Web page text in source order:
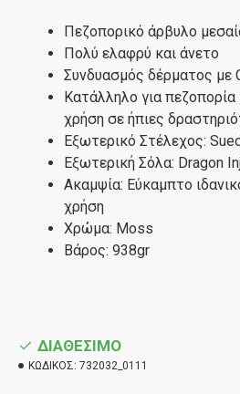
Πεζοπορικό άρβυλο
Πολύ ελαφρύ και άνετο
Συνδυασμός δέρματος με
Κατάλληλο για πεζοπορία
χρήση σε ήπιες
Εξωτερικό Στέλεχος:
Εξωτερική Σόλα: Dragon
Ακαμψία: Εύκαμπτο
χρήση
Χρώμα: Moss
Βάρος: 938gr
ΔΙΑΘΕΣΙΜΟ
ΚΩΔΙΚΟΣ: 732032_0111